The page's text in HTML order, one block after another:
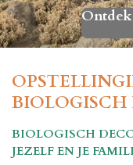
BIOLOGISCH
JEZELF EN JE